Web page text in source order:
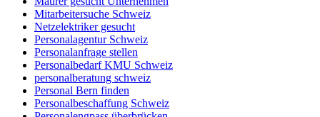
Mitarbeitersuche Schweiz
Netzelektriker gesucht
Personalagentur Schweiz
Personalanfrage stellen
Personalbedarf KMU Schweiz
personalberatung schweiz
Personal Bern finden
Personalbeschaffung Schweiz